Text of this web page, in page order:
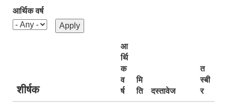
आर्थिक वर्ष
शीर्षक
आ
र्थि
क
व
र्ष
मि
ति
दस्तावेज
त
स्बी
र